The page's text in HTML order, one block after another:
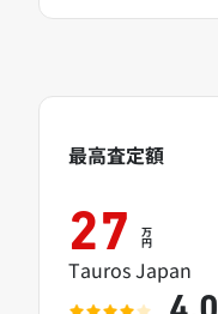
最高査定額
27 万
円
Tauros Japan